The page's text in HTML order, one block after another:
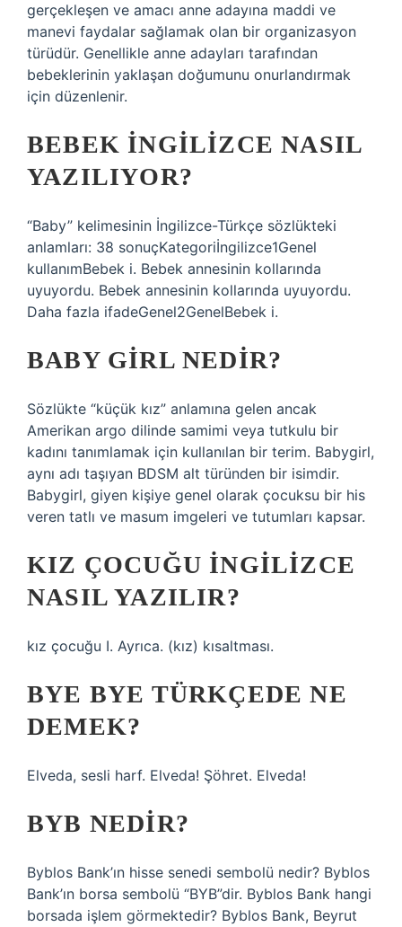
gerçekleşen ve amacı anne adayına maddi ve
manevi faydalar sağlamak olan bir organizasyon
türüdür. Genellikle anne adayları tarafından
bebeklerinin yaklaşan doğumunu onurlandırmak
için düzenlenir.
BEBEK INGILIZCE NASIL
YAZILIYOR?
“Baby” kelimesinin İngilizce-Türkçe sözlükteki
anlamları: 38 sonuçKategoriİngilizce1Genel
kullanımBebek i. Bebek annesinin kollarında
uyuyordu. Bebek annesinin kollarında uyuyordu.
Daha fazla ifadeGenel2GenelBebek i.
BABY GIRL NEDIR?
Sözlükte “küçük kız” anlamına gelen ancak
Amerikan argo dilinde samimi veya tutkulu bir
kadını tanımlamak için kullanılan bir terim. Babygirl,
aynı adı taşıyan BDSM alt türünden bir isimdir.
Babygirl, giyen kişiye genel olarak çocuksu bir his
veren tatlı ve masum imgeleri ve tutumları kapsar.
KIZ ÇOCUĞU INGILIZCE
NASIL YAZILIR?
kız çocuğu I. Ayrıca. (kız) kısaltması.
BYE BYE TÜRKÇEDE NE
DEMEK?
Elveda, sesli harf. Elveda! Şöhret. Elveda!
BYB NEDIR?
Byblos Bank’ın hisse senedi sembolü nedir? Byblos
Bank’ın borsa sembolü “BYB”dir. Byblos Bank hangi
borsada işlem görmektedir? Byblos Bank, Beyrut